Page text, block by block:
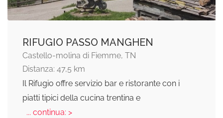
RIFUGIO PASSO MANGHEN
Castello-molina di Fiemme, TN
Distanza: 47,5 km
Il Rifugio offre servizio bar e ristorante con i
piatti tipici della cucina trentina e
... continua: >